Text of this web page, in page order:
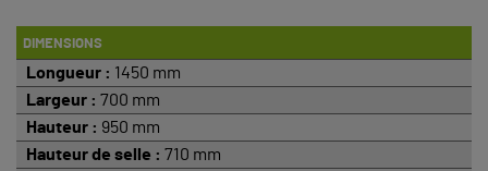
DIMENSIONS
Longueur : 1450 mm
Largeur : 700 mm
Hauteur : 950 mm
Hauteur de selle : 710 mm